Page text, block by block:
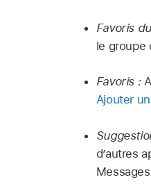
Favoris
le groupe
Favoris :
Ajouter
d’autres